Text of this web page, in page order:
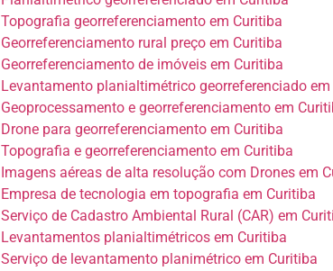
Topografia georreferenciamento em Curitiba
Georreferenciamento rural preço em Curitiba
Georreferenciamento de imóveis em Curitiba
Levantamento planialtimétrico georreferenciado
Geoprocessamento e georreferenciamento em
Drone para georreferenciamento em Curitiba
Topografia e georreferenciamento em Curitiba
Imagens aéreas de alta resolução com Drones em
Empresa de tecnologia em topografia em Curitiba
Serviço de Cadastro Ambiental Rural (CAR) em
Levantamentos planialtimétricos em Curitiba
Serviço de levantamento planimétrico em Curitiba